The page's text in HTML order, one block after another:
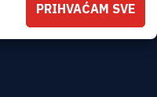
PRIHVAĆAM SVE